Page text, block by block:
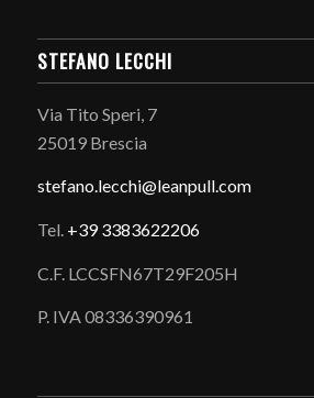
STEFANO LECCHI
Via Tito Speri, 7
25019 Brescia
stefano.lecchi@leanpull.com
Tel. +39 3383622206
C.F. LCCSFN67T29F205H
P. IVA 08336390961